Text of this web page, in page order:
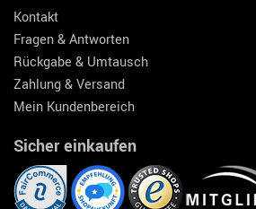
Kontakt
Fragen & Antworten
Rückgabe & Umtausch
Zahlung & Versand
Mein Kundenbereich
Sicher einkaufen